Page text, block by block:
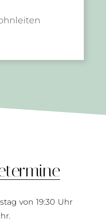
von 19:30 Uhr